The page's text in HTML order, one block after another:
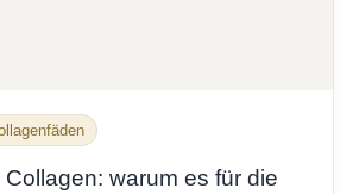
warum es für die